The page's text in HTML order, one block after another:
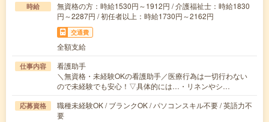
時給
無資格の方：時給1530円～1912円 / 介護福祉士：時給1830
円～2287円 / 初任者以上：時給1730円～2162円
交通費
全額支給
仕事内容
看護助手
＼無資格・未経験OKの看護助手／医療行為は一切行わない
ので未経験でも安心！▽具体的には…・リネンやシ…
応募資格
職種未経験OK / ブランクOK / パソコンスキル不要 / 英語力不
要